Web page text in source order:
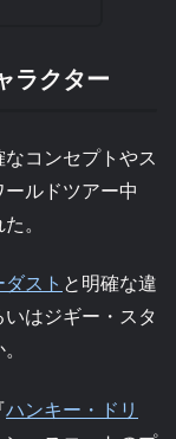
ラクター
コンセプトやス
ールドツアー中
。
スト と明確な違
はジギー・スタ
ハンキー・ドリ